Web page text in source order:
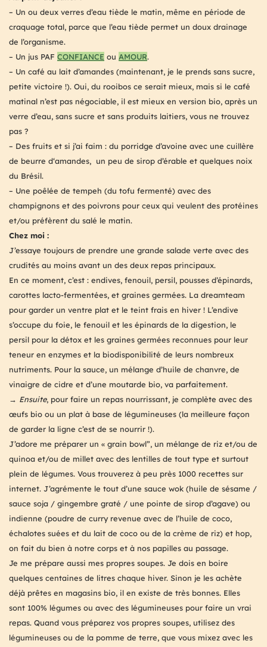
– Un ou deux verres d’eau tiède le matin, même en période de
craquage total, parce que l’eau tiède permet un doux drainage
de l’organisme.
– Un jus PAF CONFIANCE ou AMOUR.
– Un café au lait d’amandes (maintenant, je le prends sans sucre,
petite victoire !). Oui, du rooibos ce serait mieux, mais si le café
matinal n’est pas négociable, il est mieux en version bio, après un
verre d’eau, sans sucre et sans produits laitiers, vous ne trouvez
pas ?
– Des fruits et si j’ai faim : du porridge d’avoine avec une cuillère
de beurre d‘amandes, un peu de sirop d’érable et quelques noix
du Brésil.
– Une poêlée de tempeh (du tofu fermenté) avec des
champignons et des poivrons pour ceux qui veulent des protéines
et/ou préfèrent du salé le matin.
Chez moi :
J’essaye toujours de prendre une grande salade verte avec des
crudités au moins avant un des deux repas principaux.
En ce moment, c’est : endives, fenouil, persil, pousses d’épinards,
carottes lacto-fermentées, et graines germées. La dreamteam
pour garder un ventre plat et le teint frais en hiver ! L’endive
s’occupe du foie, le fenouil et les épinards de la digestion, le
persil pour la détox et les graines germées reconnues pour leur
teneur en enzymes et la biodisponibilité de leurs nombreux
nutriments. Pour la sauce, un mélange d’huile de chanvre, de
vinaigre de cidre et d’une moutarde bio, va parfaitement.
→ Ensuite, pour faire un repas nourrissant, je complète avec des
œufs bio ou un plat à base de légumineuses (la meilleure façon
de garder la ligne c’est de se nourrir !).
J’adore me préparer un « grain bowl”, un mélange de riz et/ou de
quinoa et/ou de millet avec des lentilles de tout type et surtout
plein de légumes. Vous trouverez à peu près 1000 recettes sur
internet. J’agrémente le tout d’une sauce wok (huile de sésame /
sauce soja / gingembre graté / une pointe de sirop d’agave) ou
indienne (poudre de curry revenue avec de l’huile de coco,
échalotes suées et du lait de coco ou de la crème de riz) et hop,
on fait du bien à notre corps et à nos papilles au passage.
Je me prépare aussi mes propres soupes. Je dois en boire
quelques centaines de litres chaque hiver. Sinon je les achète
déjà prêtes en magasins bio, il en existe de très bonnes. Elles
sont 100% légumes ou avec des légumineuses pour faire un vrai
repas. Quand vous préparez vos propres soupes, utilisez des
légumineuses ou de la pomme de terre, que vous mixez avec les